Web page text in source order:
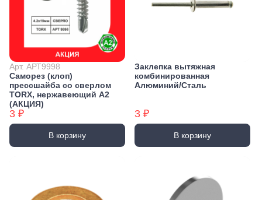
Арт. АРТ9998
Саморез (клоп)
прессшайба со сверлом
TORX, нержавеющий А2
(АКЦИЯ)
3 ₽
В корзину
Заклепка вытяжная
комбинированная
Алюминий/Сталь
3 ₽
В корзину